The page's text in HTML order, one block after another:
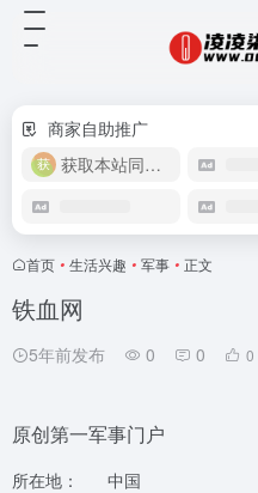
商家自助推广
获取本站同款主题
首页 • 生活兴趣 • 军事 • 正文
铁血网
5年前发布 0 0 0
原创第一军事门户
所在地：
中国